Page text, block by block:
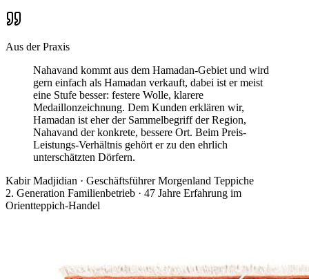
Aus der Praxis
Nahavand kommt aus dem Hamadan-Gebiet und wird
gern einfach als Hamadan verkauft, dabei ist er meist
eine Stufe besser: festere Wolle, klarere
Medaillonzeichnung. Dem Kunden erklären wir,
Hamadan ist eher der Sammelbegriff der Region,
Nahavand der konkrete, bessere Ort. Beim Preis-
Leistungs-Verhältnis gehört er zu den ehrlich
unterschätzten Dörfern.
Kabir Madjidian · Geschäftsführer Morgenland Teppiche
2. Generation Familienbetrieb · 47 Jahre Erfahrung im
Orientteppich-Handel